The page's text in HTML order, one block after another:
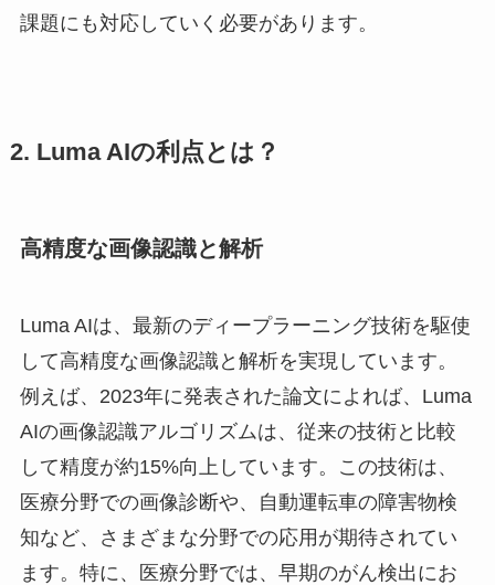
課題にも対応していく必要があります。
2. Luma AIの利点とは？
高精度な画像認識と解析
Luma AIは、最新のディープラーニング技術を駆使
して高精度な画像認識と解析を実現しています。
例えば、2023年に発表された論文によれば、Luma
AIの画像認識アルゴリズムは、従来の技術と比較
して精度が約15%向上しています。この技術は、
医療分野での画像診断や、自動運転車の障害物検
知など、さまざまな分野での応用が期待されてい
ます。特に、医療分野では、早期のがん検出にお